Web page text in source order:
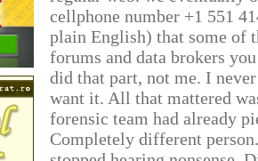
cellphone number +1 551
plain English) that some of
forums and data brokers
did that part, not me. I
want it. All that mattered
forensic team had already
Completely different